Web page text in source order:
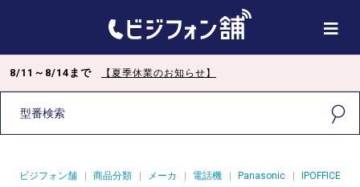
8/11～8/14まで 【夏季休業のお知らせ】
ビジフォン舗 商品分類 メーカ 電話機 Panasonic IPOFFICE